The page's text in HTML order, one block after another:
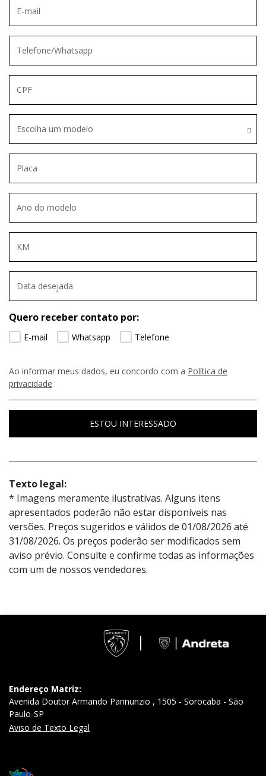
Escolha um modelo
Quero receber contato por:
E-mail Whatsapp Telefone
Ao informar meus dados, eu concordo com a Política de
privacidade.
ESTOU INTERESSADO
Texto legal:
* Imagens meramente ilustrativas. Alguns itens
apresentados poderão não estar disponíveis nas
versões. Preços sugeridos e válidos de 01/08/2026 até
31/08/2026. Os preços poderão ser modificados sem
aviso prévio. Consulte e confirme todas as informações
com um de nossos vendedores.
Endereço Matriz:
Avenida Doutor Armando Pannunzio , 1505 - Sorocaba - São
Paulo-SP
Aviso de Texto Legal